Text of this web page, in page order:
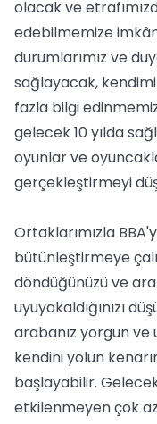
olacak ve
edebilmemize
durumlarımız ve
sağlayacak,
fazla bilgi
gelecek 10 yılda
oyunlar ve
gerçekleştirmeyi
Ortaklarımızla
bütünleştirmeye
döndüğünüzü ve
uyuyakaldığınızı
arabanız yorgun ve
kendini yolun
başlayabilir.
etkilenmeyen çok